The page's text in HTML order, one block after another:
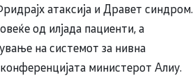
атаксија и Дравет синдром.
од илјада пациенти, а
на системот за нивна
министерот Алиу.